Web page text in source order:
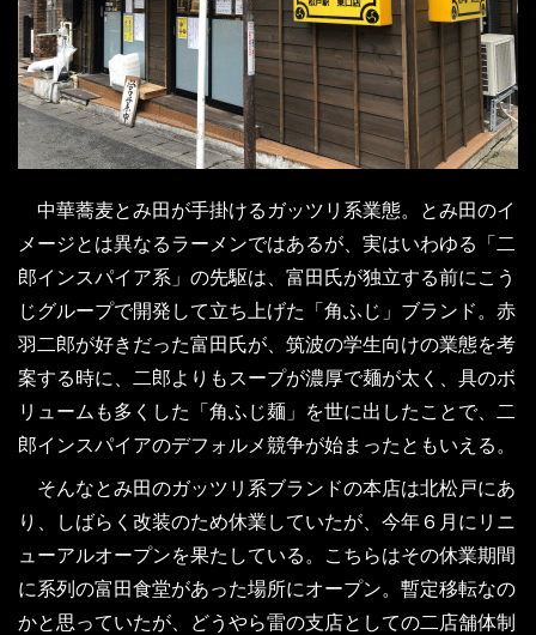
中華蕎麦とみ田が手掛けるガッツリ系業態。とみ田のイ
メージとは異なるラーメンではあるが、実はいわゆる「二
郎インスパイア系」の先駆は、富田氏が独立する前にこう
じグループで開発して立ち上げた「角ふじ」ブランド。赤
羽二郎が好きだった富田氏が、筑波の学生向けの業態を考
案する時に、二郎よりもスープが濃厚で麺が太く、具のボ
リュームも多くした「角ふじ麺」を世に出したことで、二
郎インスパイアのデフォルメ競争が始まったともいえる。
そんなとみ田のガッツリ系ブランドの本店は北松戸にあ
り、しばらく改装のため休業していたが、今年６月にリニ
ューアルオープンを果たしている。こちらはその休業期間
に系列の富田食堂があった場所にオープン。暫定移転なの
かと思っていたが、どうやら雷の支店としての二店舗体制